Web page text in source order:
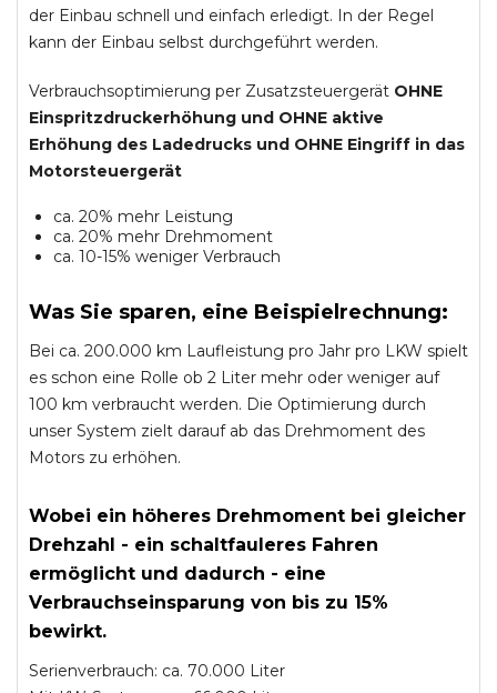
der Einbau schnell und einfach erledigt. In der Regel
kann der Einbau selbst durchgeführt werden.
Verbrauchsoptimierung per Zusatzsteuergerät OHNE
Einspritzdruckerhöhung und OHNE aktive
Erhöhung des Ladedrucks und OHNE Eingriff in das
Motorsteuergerät
ca. 20% mehr Leistung
ca. 20% mehr Drehmoment
ca. 10-15% weniger Verbrauch
Was Sie sparen, eine Beispielrechnung:
Bei ca. 200.000 km Laufleistung pro Jahr pro LKW spielt
es schon eine Rolle ob 2 Liter mehr oder weniger auf
100 km verbraucht werden. Die Optimierung durch
unser System zielt darauf ab das Drehmoment des
Motors zu erhöhen.
Wobei ein höheres Drehmoment bei gleicher
Drehzahl - ein schaltfauleres Fahren
ermöglicht und dadurch - eine
Verbrauchseinsparung von bis zu 15%
bewirkt.
Serienverbrauch: ca. 70.000 Liter